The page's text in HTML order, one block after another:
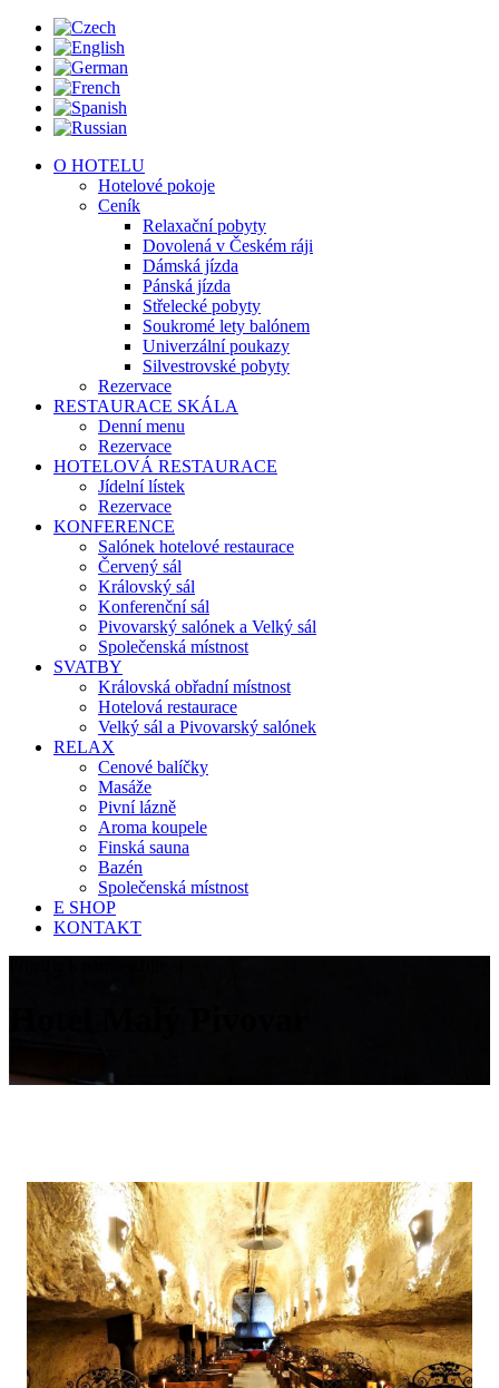
O HOTELU
Hotelové pokoje
Ceník
Relaxační pobyty
Dovolená v Českém ráji
Dámská jízda
Pánská jízda
Střelecké pobyty
Soukromé lety balónem
Univerzální poukazy
Silvestrovské pobyty
Rezervace
RESTAURACE SKÁLA
Denní menu
Rezervace
HOTELOVÁ RESTAURACE
Jídelní lístek
Rezervace
KONFERENCE
Salónek hotelové restaurace
Červený sál
Královský sál
Konferenční sál
Pivovarský salónek a Velký sál
Společenská místnost
SVATBY
Královská obřadní místnost
Hotelová restaurace
Velký sál a Pivovarský salónek
RELAX
Cenové balíčky
Masáže
Pivní lázně
Aroma koupele
Finská sauna
Bazén
Společenská místnost
E SHOP
KONTAKT